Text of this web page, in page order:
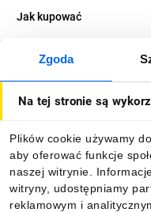
Zgoda
Na tej stronie są
Plików cookie używamy
aby oferować funkcje
naszej witrynie.
witryny, udostępniamy
reklamowym i
Jak kupować
O firmie
Informacje